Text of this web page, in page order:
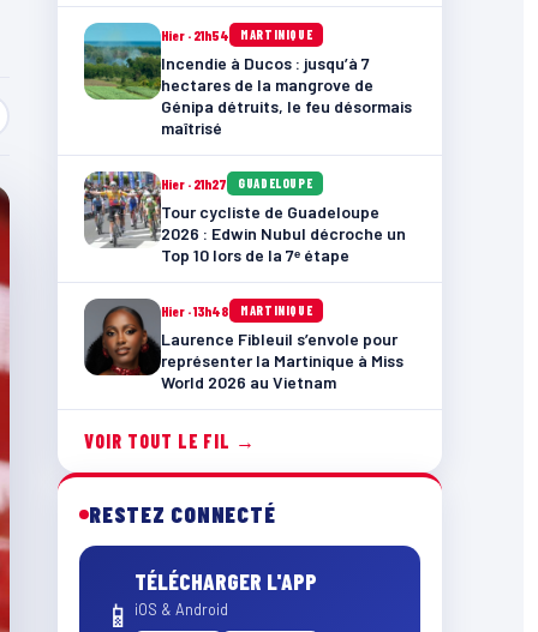
Hier · 21h54 MARTINIQUE
Incendie à Ducos : jusqu’à 7
hectares de la mangrove de
Génipa détruits, le feu désormais
maîtrisé
Hier · 21h27 GUADELOUPE
Tour cycliste de Guadeloupe
2026 : Edwin Nubul décroche un
Top 10 lors de la 7ᵉ étape
Hier · 13h48 MARTINIQUE
Laurence Fibleuil s’envole pour
représenter la Martinique à Miss
World 2026 au Vietnam
VOIR TOUT LE FIL →
RESTEZ CONNECTÉ
📱
TÉLÉCHARGER L'APP
iOS & Android